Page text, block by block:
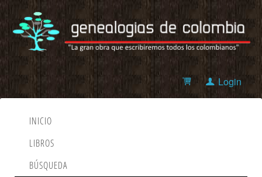
Login
INICIO
LIBROS
BÚSQUEDA